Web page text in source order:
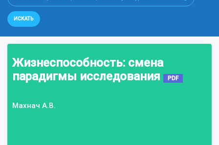
ИСКАТЬ
Жизнеспособность: смена
парадигмы исследования
PDF
Махнач А.В.